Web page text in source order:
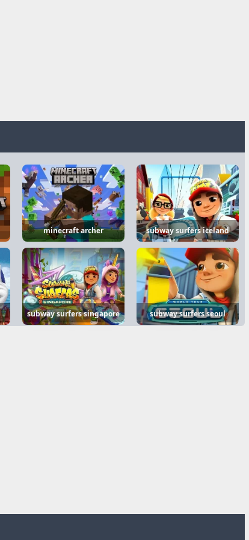
minecraft archer subway surfers iceland
subway surfers singapore subway surfers seoul